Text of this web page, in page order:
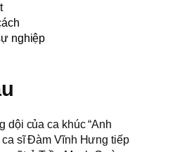
nghiệp
dội của ca khúc “Anh
sĩ Đàm Vĩnh Hưng tiếp